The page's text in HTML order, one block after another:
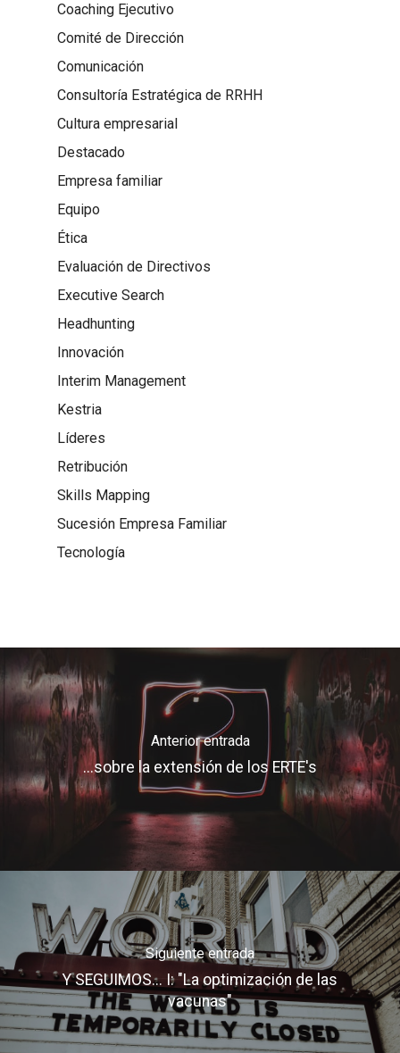
Coaching Ejecutivo
Comité de Dirección
Comunicación
Consultoría Estratégica de RRHH
Cultura empresarial
Destacado
Empresa familiar
Equipo
Ética
Evaluación de Directivos
Executive Search
Headhunting
Innovación
Interim Management
Kestria
Líderes
Retribución
Skills Mapping
Sucesión Empresa Familiar
Tecnología
Anterior entrada
...sobre la extensión de los ERTE's
Siguiente entrada
Y SEGUIMOS... I: "La optimización de las
vacunas"